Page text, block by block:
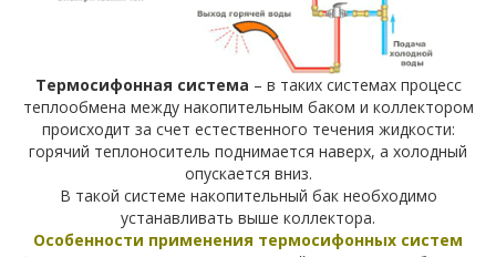
Термосифонная система – в таких системах процесс
теплообмена между накопительным баком и коллектором
происходит за счет естественного течения жидкости:
горячий теплоноситель поднимается наверх, а холодный
опускается вниз.
В такой системе накопительный бак необходимо
устанавливать выше коллектора.
Особенности применения термосифонных систем